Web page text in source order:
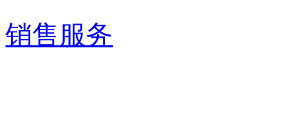
销售服务